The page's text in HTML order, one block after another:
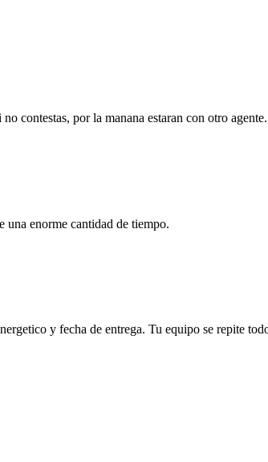
contestas, por la manana estaran con otro agente.
una enorme cantidad de tiempo.
y fecha de entrega. Tu equipo se repite